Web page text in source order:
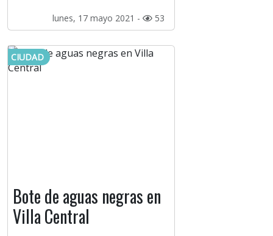
lunes, 17 mayo 2021 - 53
CIUDAD
Bote de aguas negras en
Villa Central